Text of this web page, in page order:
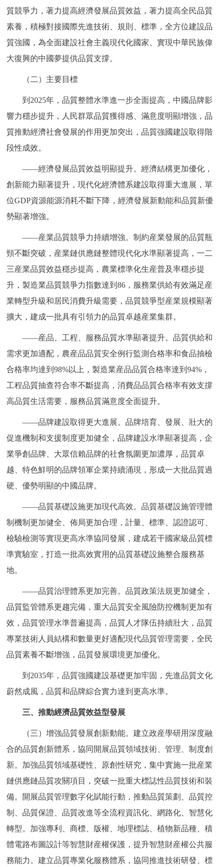
質競爭力，著力提高經濟發展品質效益，著力提高全民品質
素養，積極對接國際先進技術、規則、標準，全方位建設品
質強國，為全面建設社會主義現代化國家、實現中華民族偉
大復興的中國夢提供品質支撐。
（二）主要目標
到2025年，品質整體水準進一步全面提高，中國品牌影
響力穩步提升，人民群眾品質獲得感、滿意度明顯增強，品
質推動經濟社會發展的作用更加突出，品質強國建設取得階
段性成效。
——經濟發展品質效益明顯提升。經濟結構更加優化，
創新能力顯著提升，現代化經濟體系建設取得重大進展，單
位GDP資源能源消耗不斷下降，經濟發展新動能和品質新優
勢顯著增強。
——産業品質競爭力持續增強。制約産業發展的品質瓶
頸不斷突破，産業鏈供應鏈整體現代化水準顯著提高，一二
三産業品質效益穩步提高，農業標準化生産普及率穩步提
升，製造業品質競爭力指數達到86，服務業供給有效滿足産
業轉型升級和居民消費升級需要，品質競爭型産業規模顯著
擴大，建成一批具有引領力的品質卓越産業集群。
——産品、工程、服務品質水準顯著提升。品質供給和
需求更加適配，農産品品質安全例行監測合格率和食品抽檢
合格率均達到98%以上，製造業産品品質合格率達到94%，
工程品質抽查符合率不斷提高，消費品品質合格率有效支撐
高品質生活需要，服務品質滿意度全面提升。
——品牌建設取得更大進展。品牌培育、發展、壯大的
促進機制和支援制度更加健全，品牌建設水準顯著提高，企
業爭創品牌、大眾信賴品牌的社會氛圍更加濃厚，品質卓
越、特色鮮明的品牌領軍企業持續涌現，形成一大批品質過
硬、優勢明顯的中國品牌。
——品質基礎設施更加現代高效。品質基礎設施管理體
制機制更加健全、佈局更加合理，計量、標準、認證認可、
檢驗檢測等實現更高水準協同發展，建成若干國家級品質標
準實驗室，打造一批高效實用的品質基礎設施整合服務基
地。
——品質治理體系更加完善。品質政策法規更加健全，
品質監管體系更趨完備，重大品質安全風險防控機制更加有
效，品質管理水準普遍提高，品質人才隊伍持續壯大，品質
專業技術人員結構和數量更好適配現代品質管理需要，全民
品質素養不斷增強，品質發展環境更加優化。
到2035年，品質強國建設基礎更加牢固，先進品質文化
蔚然成風，品質和品牌綜合實力達到更高水準。
三、推動經濟品質效益型發展
（三）增強品質發展創新動能。建立政産學研用深度融
合的品質創新體系，協同開展品質領域技術、管理、制度創
新。加強品質領域基礎性、原創性研究，集中實施一批産業
鏈供應鏈品質攻關項目，突破一批重大標誌性品質技術和裝
備。開展品質管理數字化賦能行動，推動品質策劃、品質控
制、品質保證、品質改進等全流程資訊化、網路化、智慧化
轉型。加強專利、商標、版權、地理標誌、植物新品種、積
體電路布圖設計等智慧財産權保護，提升智慧財産權公共服
務能力。建立品質專業化服務體系，協同推進技術研發、標